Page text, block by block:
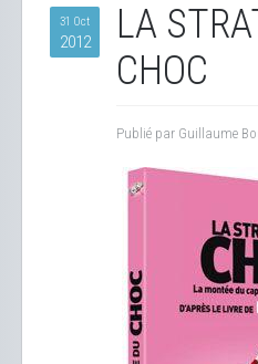
31 Oct
2012
LA
CHOC
Publié par Guillaume